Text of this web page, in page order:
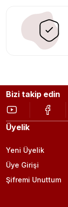
Bizi takip edin
Üyelik
Yeni Üyelik
Üye Girişi
Şifremi Unuttum